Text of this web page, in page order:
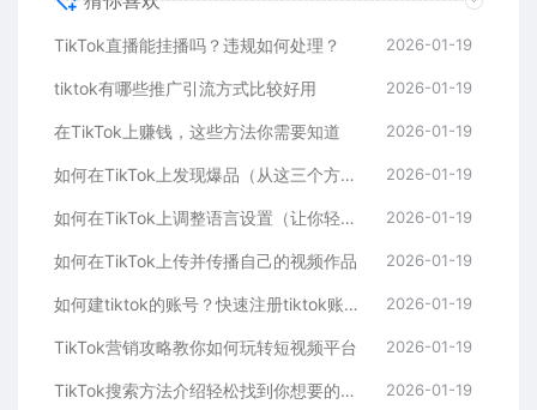
TikTok直播能挂播吗？违规如何处理？ 2026-01-19
tiktok有哪些推广引流方式比较好用 2026-01-19
在TikTok上赚钱，这些方法你需要知道 2026-01-19
如何在TikTok上发现爆品（从这三个方面入手，轻松掌握） 2026-01-19
如何在TikTok上调整语言设置（让你轻松看懂全球内容） 2026-01-19
如何在TikTok上传并传播自己的视频作品 2026-01-19
如何建tiktok的账号？快速注册tiktok账号的步骤 2026-01-19
TikTok营销攻略教你如何玩转短视频平台 2026-01-19
TikTok搜索方法介绍轻松找到你想要的内容 2026-01-19